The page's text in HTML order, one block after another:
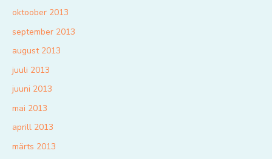
oktoober 2013
september 2013
august 2013
juuli 2013
juuni 2013
mai 2013
aprill 2013
märts 2013